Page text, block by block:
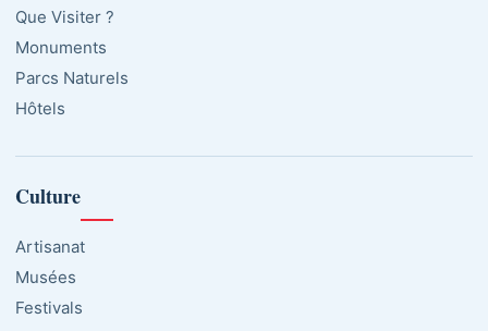
Que Visiter ?
Monuments
Parcs Naturels
Hôtels
Culture
Artisanat
Musées
Festivals